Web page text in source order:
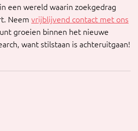
een wereld waarin zoekgedrag
Neem vrijblijvend contact met ons
groeien binnen het nieuwe
want stilstaan is achteruitgaan!